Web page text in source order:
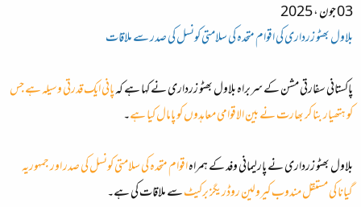
03 جون ، 2025
بلاول بھٹو زرداری کی اقوام متحدہ کی سلامتی کونسل کی صدر سے ملاقات
پاکستانی سفارتی مشن کے سربراہ بلاول بھٹو زرداری نے کہا ہے کہپانی ایک قدرتی وسیلہ ہے جس
کو ہتھیار بنا کر بھارت نے بین الاقوامی معاہدوں کو پامال کیا ہے۔
بلاول بھٹو زرداری نے پارلیمانی وفد کے ہمراہاقوام متحدہ کی سلامتی کونسل کی صدراور جمہوریہ
گیانا کی مستقل مندوبکیرولین روڈریگز برکیٹسے ملاقات کی ہے۔